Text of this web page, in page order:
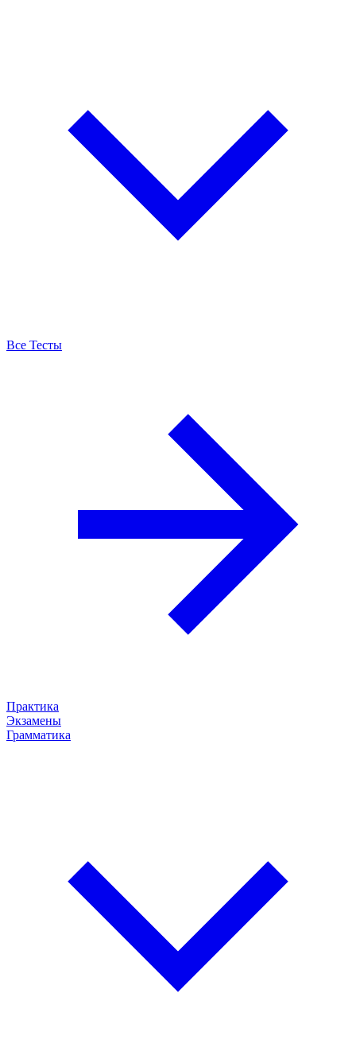
Все Тесты
Практика
Экзамены
Грамматика